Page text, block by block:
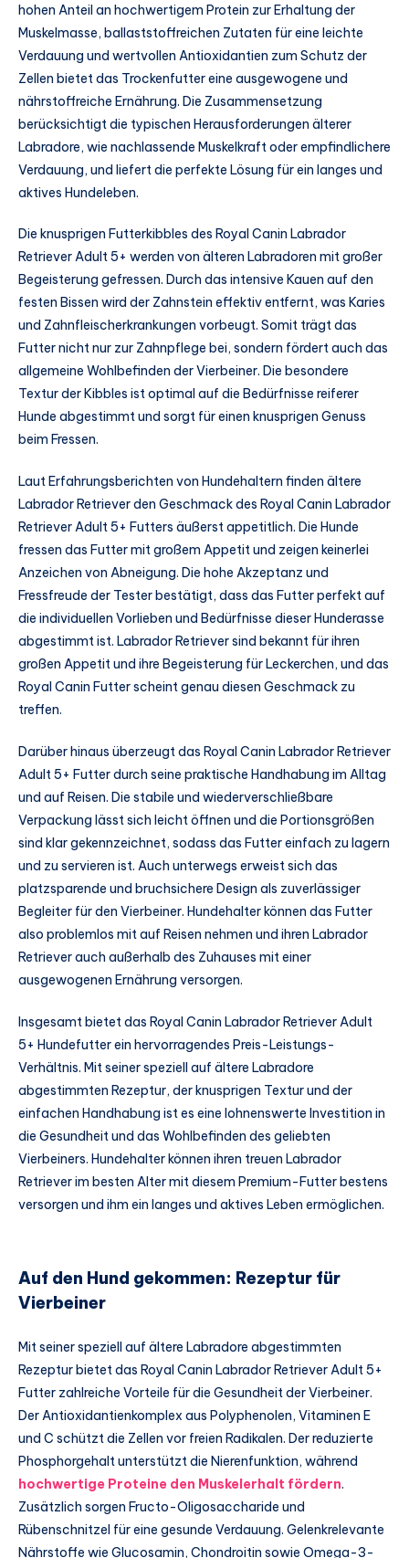
hohen Anteil an hochwertigem Protein zur Erhaltung der
Muskelmasse, ballaststoffreichen Zutaten für eine leichte
Verdauung und wertvollen Antioxidantien zum Schutz der
Zellen bietet das Trockenfutter eine ausgewogene und
nährstoffreiche Ernährung. Die Zusammensetzung
berücksichtigt die typischen Herausforderungen älterer
Labradore, wie nachlassende Muskelkraft oder empfindlichere
Verdauung, und liefert die perfekte Lösung für ein langes und
aktives Hundeleben.
Die knusprigen Futterkibbles des Royal Canin Labrador
Retriever Adult 5+ werden von älteren Labradoren mit großer
Begeisterung gefressen. Durch das intensive Kauen auf den
festen Bissen wird der Zahnstein effektiv entfernt, was Karies
und Zahnfleischerkrankungen vorbeugt. Somit trägt das
Futter nicht nur zur Zahnpflege bei, sondern fördert auch das
allgemeine Wohlbefinden der Vierbeiner. Die besondere
Textur der Kibbles ist optimal auf die Bedürfnisse reiferer
Hunde abgestimmt und sorgt für einen knusprigen Genuss
beim Fressen.
Laut Erfahrungsberichten von Hundehaltern finden ältere
Labrador Retriever den Geschmack des Royal Canin Labrador
Retriever Adult 5+ Futters äußerst appetitlich. Die Hunde
fressen das Futter mit großem Appetit und zeigen keinerlei
Anzeichen von Abneigung. Die hohe Akzeptanz und
Fressfreude der Tester bestätigt, dass das Futter perfekt auf
die individuellen Vorlieben und Bedürfnisse dieser Hunderasse
abgestimmt ist. Labrador Retriever sind bekannt für ihren
großen Appetit und ihre Begeisterung für Leckerchen, und das
Royal Canin Futter scheint genau diesen Geschmack zu
treffen.
Darüber hinaus überzeugt das Royal Canin Labrador Retriever
Adult 5+ Futter durch seine praktische Handhabung im Alltag
und auf Reisen. Die stabile und wiederverschließbare
Verpackung lässt sich leicht öffnen und die Portionsgrößen
sind klar gekennzeichnet, sodass das Futter einfach zu lagern
und zu servieren ist. Auch unterwegs erweist sich das
platzsparende und bruchsichere Design als zuverlässiger
Begleiter für den Vierbeiner. Hundehalter können das Futter
also problemlos mit auf Reisen nehmen und ihren Labrador
Retriever auch außerhalb des Zuhauses mit einer
ausgewogenen Ernährung versorgen.
Insgesamt bietet das Royal Canin Labrador Retriever Adult
5+ Hundefutter ein hervorragendes Preis-Leistungs-
Verhältnis. Mit seiner speziell auf ältere Labradore
abgestimmten Rezeptur, der knusprigen Textur und der
einfachen Handhabung ist es eine lohnenswerte Investition in
die Gesundheit und das Wohlbefinden des geliebten
Vierbeiners. Hundehalter können ihren treuen Labrador
Retriever im besten Alter mit diesem Premium-Futter bestens
versorgen und ihm ein langes und aktives Leben ermöglichen.
Auf den Hund gekommen: Rezeptur für
Vierbeiner
Mit seiner speziell auf ältere Labradore abgestimmten
Rezeptur bietet das Royal Canin Labrador Retriever Adult 5+
Futter zahlreiche Vorteile für die Gesundheit der Vierbeiner.
Der Antioxidantienkomplex aus Polyphenolen, Vitaminen E
und C schützt die Zellen vor freien Radikalen. Der reduzierte
Phosphorgehalt unterstützt die Nierenfunktion, während
hochwertige Proteine den Muskelerhalt fördern.
Zusätzlich sorgen Fructo-Oligosaccharide und
Rübenschnitzel für eine gesunde Verdauung. Gelenkrelevante
Nährstoffe wie Glucosamin, Chondroitin sowie Omega-3-